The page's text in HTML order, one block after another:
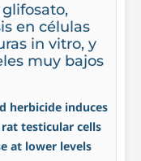
en células
in vitro, y
muy bajos
herbicide induces
testicular cells
at lower levels